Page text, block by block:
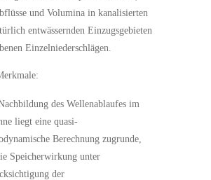
und Volumina in kanalisierten
entwässernden Einzugsgebieten
Einzelniederschlägen.
des Wellenablaufes im
liegt eine quasi-
Berechnung zugrunde,
Speicherwirkung unter
der